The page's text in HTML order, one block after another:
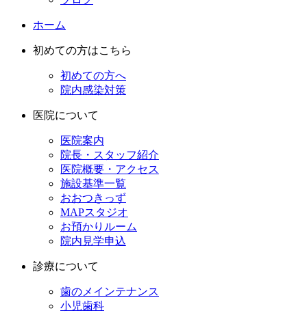
ホーム
初めての方はこちら
初めての方へ
院内感染対策
医院について
医院案内
院長・スタッフ紹介
医院概要・アクセス
施設基準一覧
おおつきっず
MAPスタジオ
お預かりルーム
院内見学申込
診療について
歯のメインテナンス
小児歯科